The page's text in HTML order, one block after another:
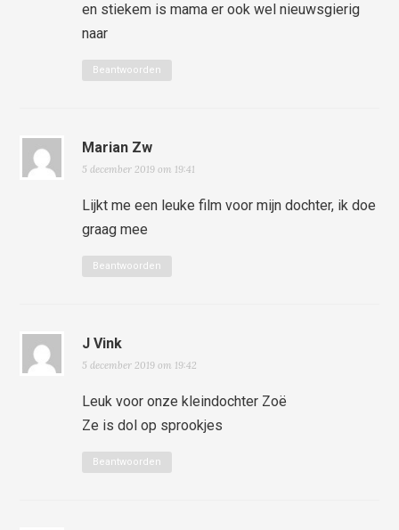
en stiekem is mama er ook wel nieuwsgierig
naar
Beantwoorden
Marian Zw
5 december 2019 om 19:41
Lijkt me een leuke film voor mijn dochter, ik doe
graag mee
Beantwoorden
J Vink
5 december 2019 om 19:42
Leuk voor onze kleindochter Zoë
Ze is dol op sprookjes
Beantwoorden